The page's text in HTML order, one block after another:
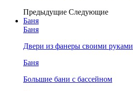
Предыдущие Следующие
Баня
Баня
Двери из фанеры своими руками
Баня
Большие бани с бассейном